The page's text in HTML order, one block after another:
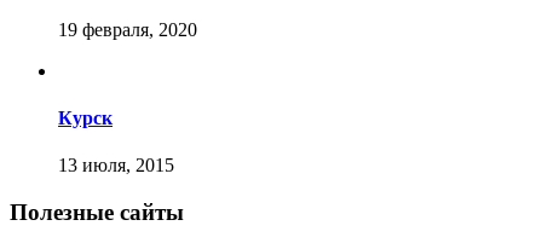
Курск
Полезные сайты